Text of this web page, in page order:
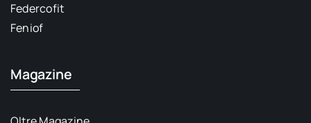
Federcofit
Feniof
Magazine